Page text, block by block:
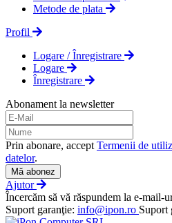
Metode de plata
Profil
Logare / Înregistrare
Logare
Înregistrare
Abonament la newsletter
Prin abonare, accept Termenii de
datelor.
Mă abonez
Ajutor
Încercăm să vă răspundem la e-mail-
Suport garanţie: info@ipon.ro Suport